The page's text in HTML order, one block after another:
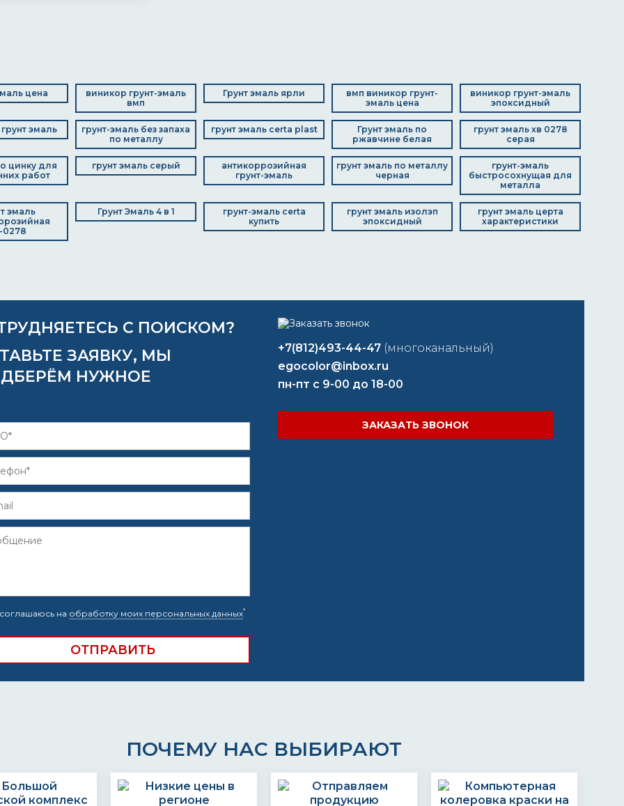
цена
виникор грунт-эмаль
вмп
Грунт эмаль ярли
вмп виникор грунт-
эмаль цена
виникор грунт-эмаль
эпоксидный
эмаль
грунт-эмаль без запаха
по металлу
грунт эмаль certa plast
Грунт эмаль по
ржавчине белая
грунт эмаль хв 0278
серая
цинку для
работ
грунт эмаль серый
антикоррозийная
грунт-эмаль
грунт эмаль по металлу
черная
грунт-эмаль
быстросохнущая для
металла
эмаль
0278
Грунт Эмаль 4 в 1
грунт-эмаль certa
купить
грунт эмаль изолэп
эпоксидный
грунт эмаль церта
характеристики
С ПОИСКОМ?
ЗАЯВКУ, МЫ
НУЖНОЕ
на обработку моих персональных данных*
+7(812)493-44-47 (многоканальный)
egocolor@inbox.ru
пн-пт с 9-00 до 18-00
ЗАКАЗАТЬ ЗВОНОК
ПОЧЕМУ НАС ВЫБИРАЮТ